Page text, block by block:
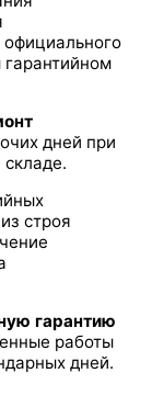
дней при
строя
гарантию
работы
дней.